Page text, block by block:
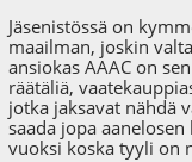
Jäsenistössä on
maailman, joskin
ansiokas AAAC on
räätäliä,
jotka jaksavat nähdä
saada jopa
vuoksi koska tyyli on